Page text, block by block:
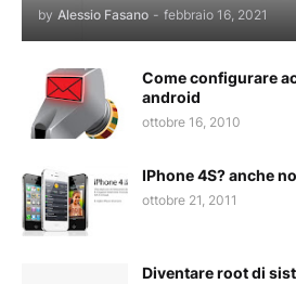
by Alessio Fasano - febbraio 16, 2021
Come configurare
android
ottobre 16, 2010
IPhone 4S? anche
ottobre 21, 2011
Diventare root di